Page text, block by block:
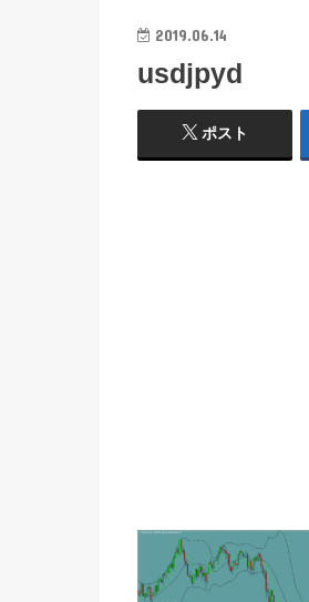
2019.06.14
usdjpyd
ポスト